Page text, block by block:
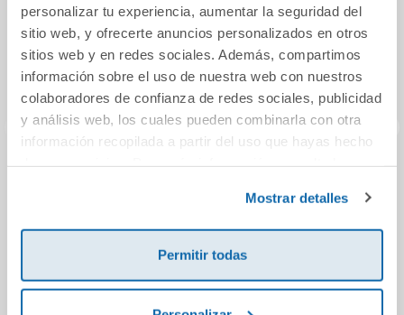
personalizar tu experiencia, aumentar la seguridad del
sitio web, y ofrecerte anuncios personalizados en otros
sitios web y en redes sociales. Además, compartimos
información sobre el uso de nuestra web con nuestros
colaboradores de confianza de redes sociales, publicidad
y análisis web, los cuales pueden combinarla con otra
información recopilada a partir del uso que hayas hecho
Mostrar detalles
Permitir todas
Comprar
Capicua 4 anys
7,50€
Comprar